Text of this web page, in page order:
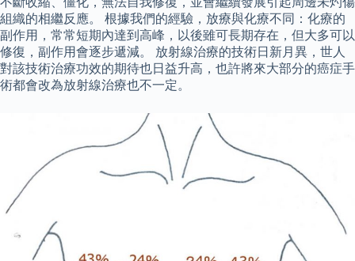
組織的相繼反應。 根據我們的經驗，放療與化療不同：化療的
副作用，常常短期內達到高峰，以後雖可長期存在，但大多可以
修復，副作用會逐步遞減。 放射線治療的技術日新月異，世人
對該技術治療功效的期待也日益升高，也許將來大部分的癌症手
術都會改為放射線治療也不一定。